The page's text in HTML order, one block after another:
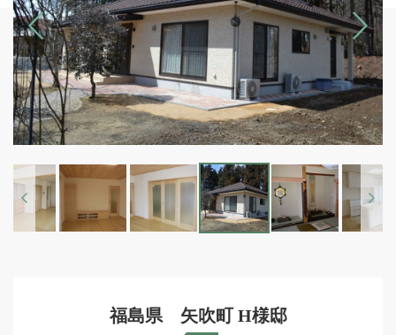
Previous Next
Previous Next
福島県 矢吹町 H様邸